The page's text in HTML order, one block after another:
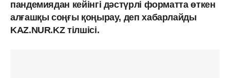
пандемиядан кейінгі дәстүрлі форматта өткен
алғашқы соңғы қоңырау, деп хабарлайды
KAZ.NUR.KZ тілшісі.